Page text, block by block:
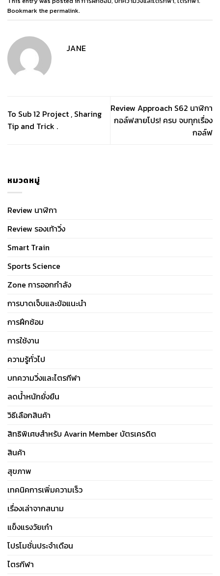
Bookmark thepermalink.
JANE
To Sub 12 Project , Sharing
Tip and Trick .
Review Approach S62 นาฬิกา
กอล์ฟสายโปร! ครบ จบทุกเรื่อง
กอล์ฟ
หมวดหมู่
Review นาฬิกา
Review รองเท้าวิ่ง
Smart Train
Sports Science
Zone การออกกำลัง
การบาดเจ็บและข้อแนะนำ
การฝึกซ้อม
การใช้งาน
ความรู้ทั่วไป
บทความวิ่งและไตรกีฬา
ลดน้ำหนักยั่งยืน
วิธีเลือกสินค้า
สิทธิพิเศษสำหรับ Avarin Member บัตรเครดิต
สินค้า
สุขภาพ
เทคนิคการเพิ่มความเร็ว
เรื่องเล่าจากสนาม
แข็งแรงวัยเก๋า
โปรโมชั่นประจำเดือน
ไตรกีฬา